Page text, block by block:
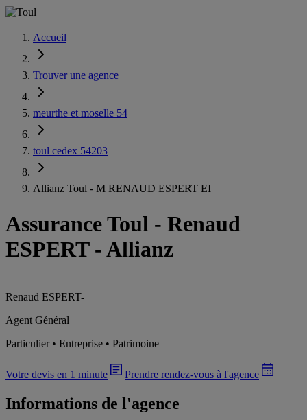
Accueil
Trouver une agence
meurthe et moselle 54
toul cedex 54203
Allianz Toul - M RENAUD ESPERT EI
Assurance Toul - Renaud
ESPERT - Allianz
Renaud ESPERT-
Agent Général
Particulier • Entreprise • Patrimoine
Votre devis en 1 minute Prendre rendez-vous à l'agence
Informations de l'agence